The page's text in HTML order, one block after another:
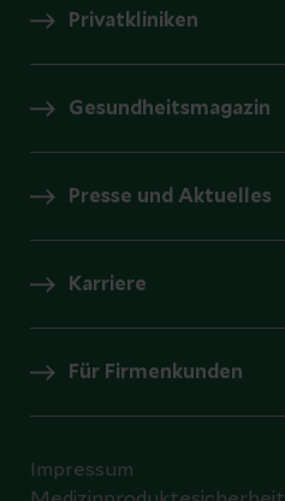
Privatkliniken
Gesundheitsmagazin
Presse und Aktuelles
Karriere
Für Firmenkunden
Impressum